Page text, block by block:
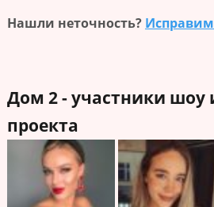
Нашли неточность?
Дом 2 - участники шоу
проекта